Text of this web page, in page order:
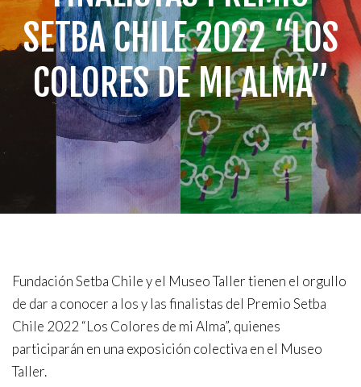
SETBA CHILE 2022 “LOS
COLORES DE MI ALMA”
Fundación Setba Chile y el Museo Taller tienen el orgullo
de dar a conocer a los y las finalistas del Premio Setba
Chile 2022 “Los Colores de mi Alma”, quienes
participarán en una exposición colectiva en el Museo
Taller.